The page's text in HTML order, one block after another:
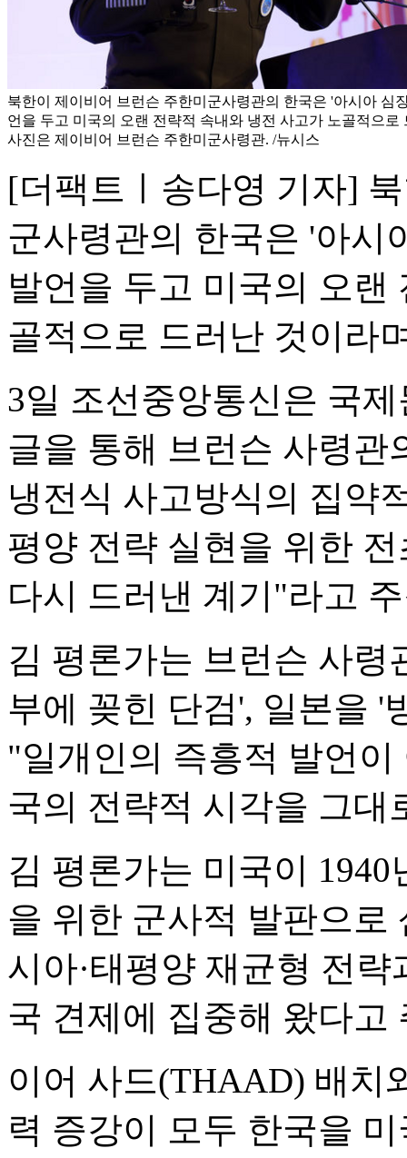
북한이 제이비어 브런슨 주한미군사령관의 한국은 '아시아 심
언을 두고 미국의 오랜 전략적 속내와 냉전 사고가 노골적으로
사진은 제이비어 브런슨 주한미군사령관. /뉴시스
[더팩트ㅣ송다영 기자]
군사령관의 한국은 '아시
발언을 두고 미국의 오랜
골적으로 드러난 것이라
3일 조선중앙통신은 국
글을 통해 브런슨 사령
냉전식 사고방식의 집약
평양 전략 실현을 위한
다시 드러낸 계기"라고
김 평론가는 브런슨 사령
부에 꽂힌 단검', 일본을 '
"일개인의 즉흥적 발언
국의 전략적 시각을 그
김 평론가는 미국이
을 위한 군사적 발판으로
시아·태평양 재균형 전
국 견제에 집중해 왔다고
이어 사드(THAAD) 배치
력 증강이 모두 한국을